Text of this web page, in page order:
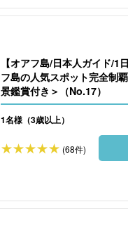
【オアフ島/日本人ガイド/1
フ島の人気スポット完全制
景鑑賞付き＞（No.17）
1名様（3歳以上）
(68件)